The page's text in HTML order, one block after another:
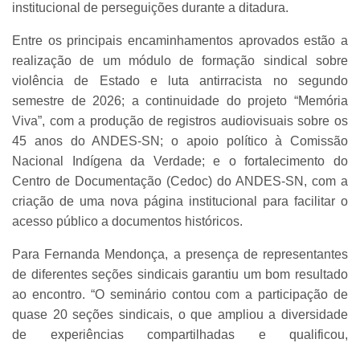
institucional de perseguições durante a ditadura.
Entre os principais encaminhamentos aprovados estão a
realização de um módulo de formação sindical sobre
violência de Estado e luta antirracista no segundo
semestre de 2026; a continuidade do projeto “Memória
Viva”, com a produção de registros audiovisuais sobre os
45 anos do ANDES-SN; o apoio político à Comissão
Nacional Indígena da Verdade; e o fortalecimento do
Centro de Documentação (Cedoc) do ANDES-SN, com a
criação de uma nova página institucional para facilitar o
acesso público a documentos históricos.
Para Fernanda Mendonça, a presença de representantes
de diferentes seções sindicais garantiu um bom resultado
ao encontro. “O seminário contou com a participação de
quase 20 seções sindicais, o que ampliou a diversidade
de experiências compartilhadas e qualificou,